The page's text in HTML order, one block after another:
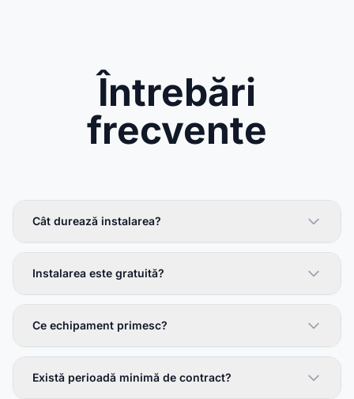
Întrebări
frecvente
Cât durează instalarea?
Instalarea este gratuită?
Ce echipament primesc?
Există perioadă minimă de contract?